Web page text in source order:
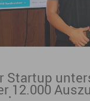
Startup
12.000